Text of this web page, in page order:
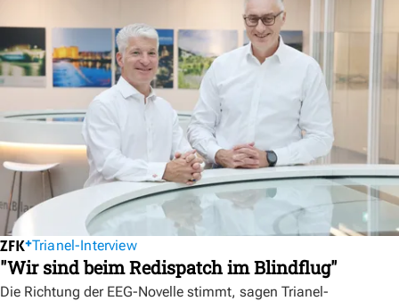
Trianel-Interview
"Wir sind beim Redispatch im Blindflug"
Die Richtung der EEG-Novelle stimmt, sagen Trianel-